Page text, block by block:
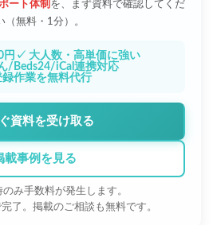
ート体制 を、まず資料で確認してくだ
（無料・1分）。
円 ✓ 大人数・高単価に強い
/Beds24/iCal連携対応
作業を無料代行
載事例を見る
資料を受け取る
み手数料が発生します。
了。掲載のご相談も無料です。